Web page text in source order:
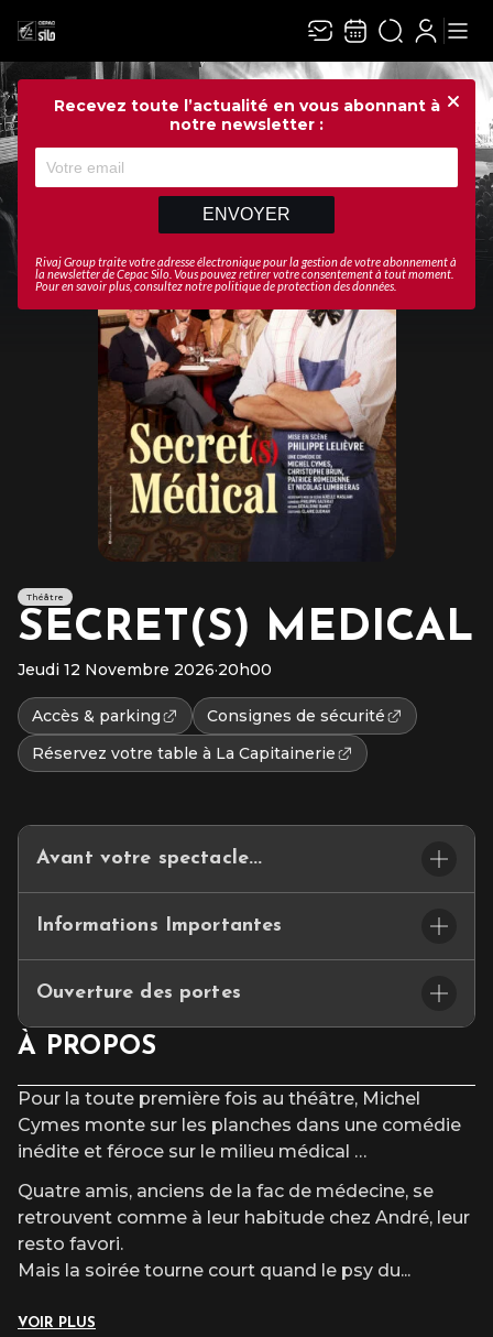
Recevez toute l’actualité en vous abonnant à
notre newsletter :
ENVOYER
Rivaj Group traite votre adresse électronique pour la gestion de votre abonnement à
la newsletter deCepac Silo . Vous pouvez retirer votre consentement à tout moment.
Pour en savoir plus, consultez notrepolitique de protection des données
Théâtre
SECRET(S) MEDICAL
Jeudi 12 Novembre 2026·20h00
Accès & parking
Consignes de sécurité
Réservez votre table à La Capitainerie
Avant votre spectacle...
LA CAPITAINERIE DU CEPAC SILO.
tapas
————————————
ACCÈS & PARKING
Les parkings INDIGO & Q-PARK, à proximité du
Cepac Silo, vous proposent des forfaits parking à
venue.
Informations Importantes
Ouverture des portes
🚪 Ouverture des portes : 18h30
À PROPOS
Pour la toute première fois au théâtre, Michel
Cymes monte sur les planches dans une comédie
inédite et féroce sur le milieu médical …
Quatre amis, anciens de la fac de médecine, se
retrouvent comme à leur habitude chez André, leur
resto favori.
Mais la soirée tourne court quand le psy du...
VOIR PLUS